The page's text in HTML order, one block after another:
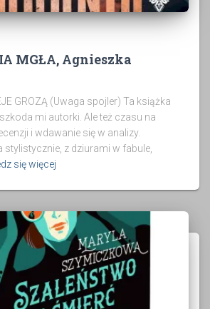
MGŁA, Agnieszka
GROZĄ (Uwaga spojler) Ta książka
szkoda mi autorki. Ale też czasu na
i wdawanie się w analizy.
stylistycznie, z dziurami w fabule,
się więcej